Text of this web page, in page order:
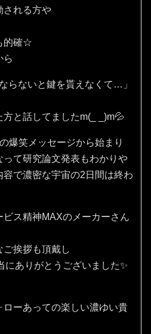
される方や
的確☆
ら
らないと鍵を貰えなくて…」
と話してましたm(_ _)m💦
爆笑メッセージから始まり
て研究論文発表もわかりや
で濃密な宇宙の2日間は終わ
ス精神MAXのメーカーさん
挨拶も頂戴し
にありがとうございました✨
ーあっての楽しい濃ゆい貴